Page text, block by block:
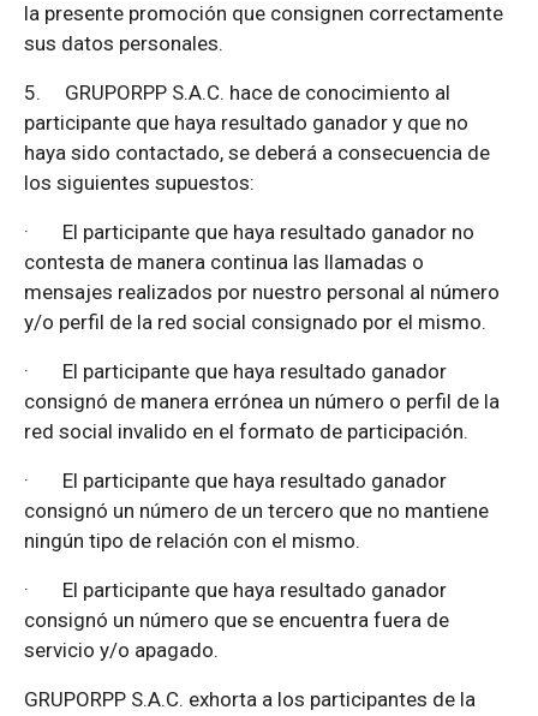
la presente promoción que consignen correctamente
sus datos personales.
5. GRUPORPP S.A.C. hace de conocimiento al
participante que haya resultado ganador y que no
haya sido contactado, se deberá a consecuencia de
los siguientes supuestos:
· El participante que haya resultado ganador no
contesta de manera continua las llamadas o
mensajes realizados por nuestro personal al número
y/o perfil de la red social consignado por el mismo.
· El participante que haya resultado ganador
consignó de manera errónea un número o perfil de la
red social invalido en el formato de participación.
· El participante que haya resultado ganador
consignó un número de un tercero que no mantiene
ningún tipo de relación con el mismo.
· El participante que haya resultado ganador
consignó un número que se encuentra fuera de
servicio y/o apagado.
GRUPORPP S.A.C. exhorta a los participantes de la